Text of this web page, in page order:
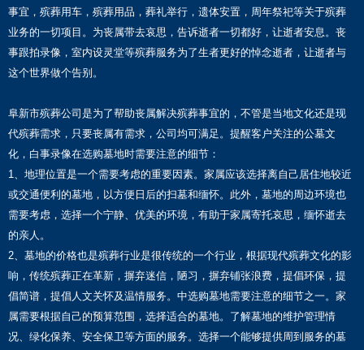
事宜，殡葬用车，殡葬用品，葬礼举行，遗体安置，周年祭祀等关于殡葬
业务的一切项目。为丧属带去哀思，告诉逝者一切都好，让逝者安息。丧
事跟拍录像，室内设灵堂等殡葬服务为了生者更好的悼念逝者，让逝者与
这个世界做个告别。
阜新市殡葬公司是为了帮助丧属解决殡葬事宜的，不管是当地文化还是现
代殡葬需求，只要丧属有需求，公司均可满足。提醒客户关注的公墓文
化，白事录像在选购墓地时需要注意的细节：
1、地理位置是一个需要考虑的重要因素。家属应该选择离自己居住地较近
或交通便利的墓地，以方便日后的扫墓和缅怀。此外，墓地的周边环境也
需要考虑，选择一个宁静、优美的环境，有助于家属寄托哀思，缅怀逝去
的亲人。
2、墓地的价格也是殡葬行业是很传统的一个行业，根据现代殡葬文化的影
响，传统殡葬正在革新，摒弃迷信，陋习，摒弃铺张浪费，提倡环保，提
倡简谱，提倡人文关怀及温情服务。中选购墓地需要注意的细节之一。家
属需要根据自己的预算范围，选择适合的墓地。了解墓地的维护管理情
况、绿化保养、安全保卫等方面的服务。选择一个能够提供周到服务的墓